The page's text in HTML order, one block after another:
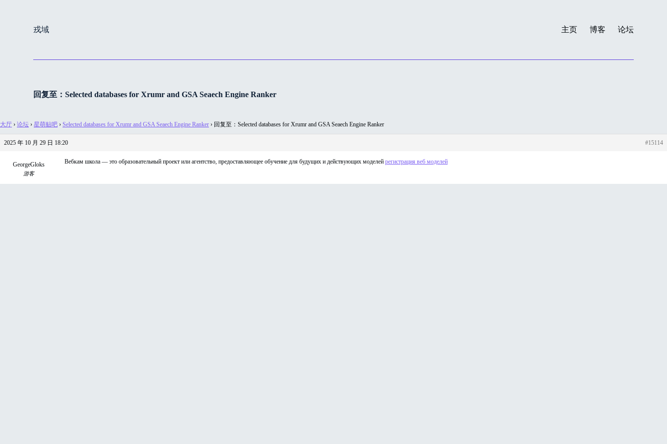
戎域 主页 博客 论坛
回复至：Selected databases for Xrumr and GSA Seaech Engine Ranker
大厅 › 论坛 › 星萌贴吧 › Selected databases for Xrumr and GSA Seaech Engine Ranker › 回复至：Selected databases for Xrumr and GSA Seaech Engine Ranker
2025 年 10 月 29 日 18:20 #15114
GeorgeGloks
游客
Вебкам школа — это образовательный проект или агентство, предоставляющее обучение для будущих и действующих моделей регистрация веб моделей